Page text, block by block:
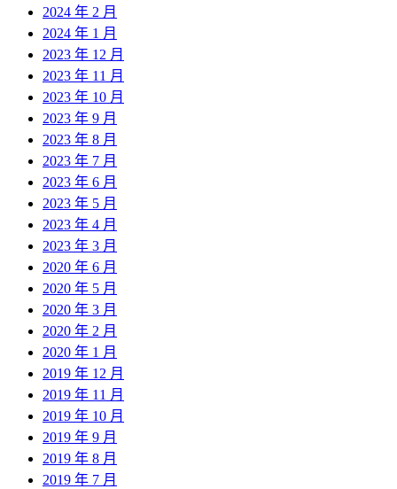
2024 年 2 月
2024 年 1 月
2023 年 12 月
2023 年 11 月
2023 年 10 月
2023 年 9 月
2023 年 8 月
2023 年 7 月
2023 年 6 月
2023 年 5 月
2023 年 4 月
2023 年 3 月
2020 年 6 月
2020 年 5 月
2020 年 3 月
2020 年 2 月
2020 年 1 月
2019 年 12 月
2019 年 11 月
2019 年 10 月
2019 年 9 月
2019 年 8 月
2019 年 7 月